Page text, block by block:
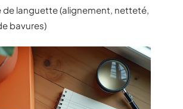
de languette (alignement, netteté,
bavures)